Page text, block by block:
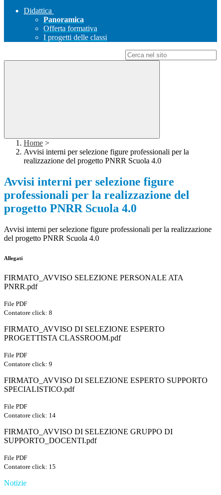
Didattica
Panoramica
Offerta formativa
I progetti delle classi
Home >
Avvisi interni per selezione figure professionali per la
realizzazione del progetto PNRR Scuola 4.0
Avvisi interni per selezione figure
professionali per la realizzazione del
progetto PNRR Scuola 4.0
Avvisi interni per selezione figure professionali per la realizzazione
del progetto PNRR Scuola 4.0
Allegati
FIRMATO_AVVISO SELEZIONE PERSONALE ATA
PNRR.pdf
File PDF
Contatore click: 8
FIRMATO_AVVISO DI SELEZIONE ESPERTO
PROGETTISTA CLASSROOM.pdf
File PDF
Contatore click: 9
FIRMATO_AVVISO DI SELEZIONE ESPERTO SUPPORTO
SPECIALISTICO.pdf
File PDF
Contatore click: 14
FIRMATO_AVVISO DI SELEZIONE GRUPPO DI
SUPPORTO_DOCENTI.pdf
File PDF
Contatore click: 15
Notizie